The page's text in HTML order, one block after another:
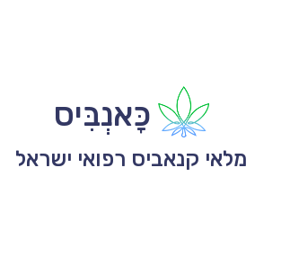
כָּאנְבִּיס
מלאי קנאביס רפואי ישראל